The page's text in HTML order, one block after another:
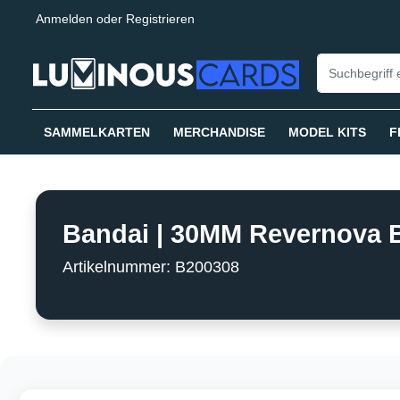
Zur Hauptnavigation springen
Anmelden oder Registrieren
SAMMELKARTEN MERCHANDISE MODEL KITS
Bandai | 30MM Revernova
Artikelnummer: B200308